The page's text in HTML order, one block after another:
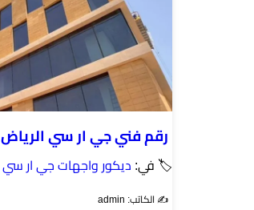
رقم فني جي ار سي الرياض
🏷 في: ديكور واجهات جي ار سي
✍️ الكاتب: admin